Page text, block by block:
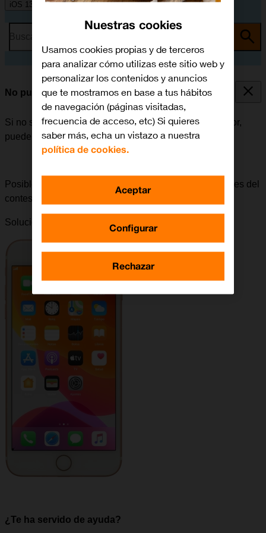
iOS 13.1
No puedo escuchar los mensajes del contestador
Si no se pueden escuchar los mensajes del contestador,
puede haber varias causas posibles al problema.
Posible causa 1 de 4:
Para poder escuchar los mensajes del
contestador, es necesario seleccionar sus ajustes.
Solución: Cómo configurar el contestador
¿Te ha servido de ayuda?
Nuestras cookies
Usamos cookies propias y de terceros
para analizar cómo utilizas este sitio web y
personalizar los contenidos y anuncios
que te mostramos en base a tus hábitos
de navegación (páginas visitadas,
frecuencia de acceso, etc) Si quieres
saber más, echa un vistazo a nuestra
política de cookies.
Configurar
Rechazar
Aceptar